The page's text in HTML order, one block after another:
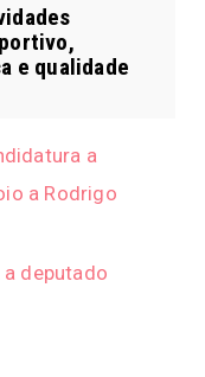
e qualidade
a
a Rodrigo
deputado